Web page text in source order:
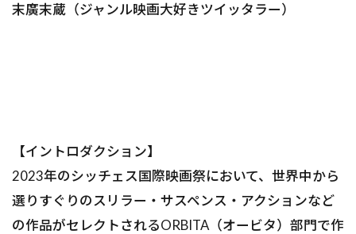
――末廣末蔵（ジャンル映画大好きツイッタラー）
【イントロダクション】
2023年のシッチェス国際映画祭において、世界中から
選りすぐりのスリラー・サスペンス・アクションなど
の作品がセレクトされるORBITA（オービタ）部門で作